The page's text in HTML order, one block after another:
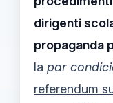
dirigenti
propaganda
la par
referendum